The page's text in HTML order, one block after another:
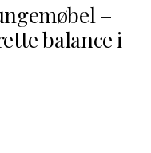
–
balance i